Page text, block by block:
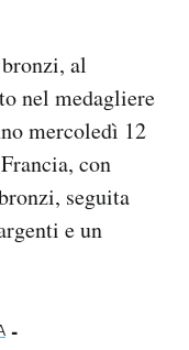
al
nel medagliere
mercoledì 12
con
seguita
e un
-